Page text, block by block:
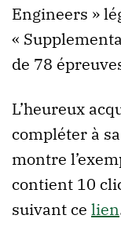
Engineers »
«
de 78
L’heureux
compléter à
montre
contient 10
suivant ce lien